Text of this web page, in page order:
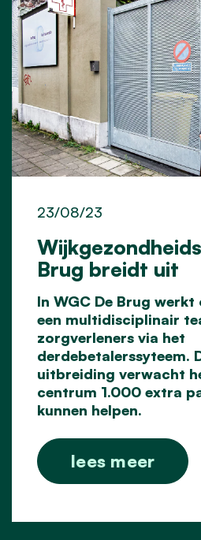
Brug breidt uit
23/08/23
In WGC De Brug werkt
een multidisciplinair
zorgverleners via het
derdebetalerssyteem.
uitbreiding verwacht
centrum 1.000 extra
kunnen helpen.
lees meer